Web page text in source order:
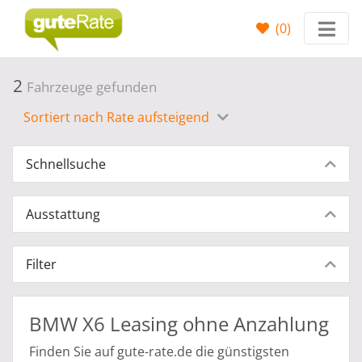
(0)
2 Fahrzeuge gefunden
Sortiert nach Rate aufsteigend
Schnellsuche
Ausstattung
Filter
BMW X6 Leasing ohne Anzahlung
Finden Sie auf gute-rate.de die günstigsten